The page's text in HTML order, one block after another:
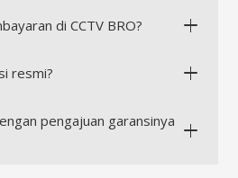
di CCTV BRO?
resmi?
pengajuan garansinya